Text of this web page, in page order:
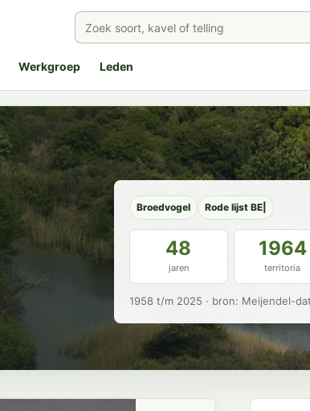
Werkgroep Leden
Broedvogel Rode lijst BE|
48
jaren
1964
territoria
1958 t/m 2025 · bron: Meijendel-